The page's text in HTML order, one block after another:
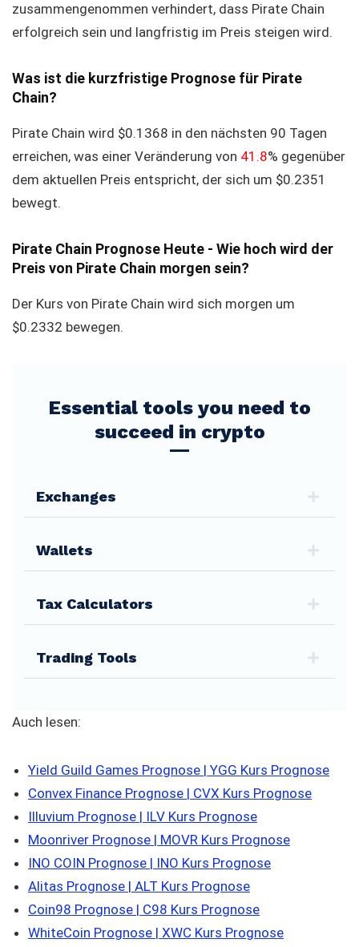
zusammengenommen verhindert, dass Pirate Chain
erfolgreich sein und langfristig im Preis steigen wird.
Was ist die kurzfristige Prognose für Pirate
Chain?
Pirate Chain wird $0.1368 in den nächsten 90 Tagen
erreichen, was einer Veränderung von 41.8% gegenüber
dem aktuellen Preis entspricht, der sich um $0.2351
bewegt.
Pirate Chain Prognose Heute - Wie hoch wird der
Preis von Pirate Chain morgen sein?
Der Kurs von Pirate Chain wird sich morgen um
$0.2332 bewegen.
Essential tools you need to
succeed in crypto
Exchanges
Wallets
Tax Calculators
Trading Tools
Auch lesen:
Yield Guild Games Prognose | YGG Kurs Prognose
Convex Finance Prognose | CVX Kurs Prognose
Illuvium Prognose | ILV Kurs Prognose
Moonriver Prognose | MOVR Kurs Prognose
INO COIN Prognose | INO Kurs Prognose
Alitas Prognose | ALT Kurs Prognose
Coin98 Prognose | C98 Kurs Prognose
WhiteCoin Prognose | XWC Kurs Prognose